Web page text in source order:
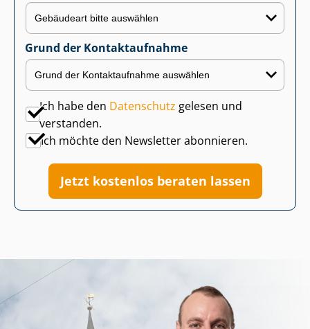
Grund der Kontaktaufnahme
Ich habe den Datenschutz gelesen und
verstanden.
Ich möchte den Newsletter abonnieren.
Jetzt kostenlos beraten lassen